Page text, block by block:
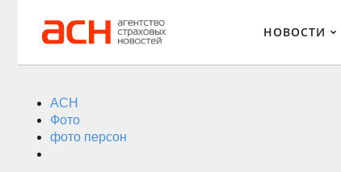
НОВОСТИ
АСН
Фото
фото персон